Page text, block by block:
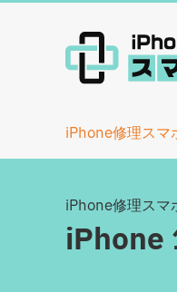
iPhone修理スマ
iPhone修理スマ
iPhone